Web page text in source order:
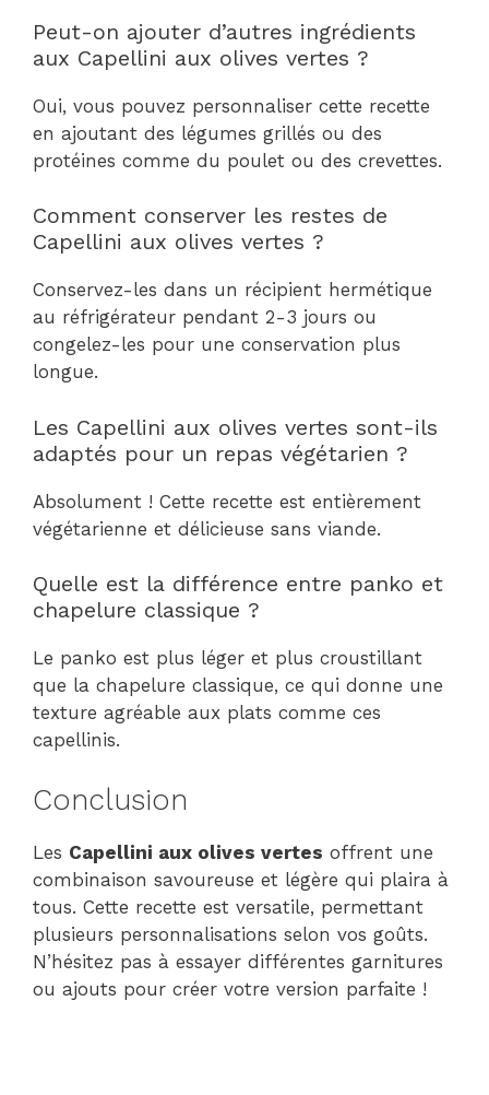
Peut-on ajouter d’autres ingrédients
aux Capellini aux olives vertes ?
Oui, vous pouvez personnaliser cette recette
en ajoutant des légumes grillés ou des
protéines comme du poulet ou des crevettes.
Comment conserver les restes de
Capellini aux olives vertes ?
Conservez-les dans un récipient hermétique
au réfrigérateur pendant 2-3 jours ou
congelez-les pour une conservation plus
longue.
Les Capellini aux olives vertes sont-ils
adaptés pour un repas végétarien ?
Absolument ! Cette recette est entièrement
végétarienne et délicieuse sans viande.
Quelle est la différence entre panko et
chapelure classique ?
Le panko est plus léger et plus croustillant
que la chapelure classique, ce qui donne une
texture agréable aux plats comme ces
capellinis.
Conclusion
Les Capellini aux olives vertes offrent une
combinaison savoureuse et légère qui plaira à
tous. Cette recette est versatile, permettant
plusieurs personnalisations selon vos goûts.
N’hésitez pas à essayer différentes garnitures
ou ajouts pour créer votre version parfaite !